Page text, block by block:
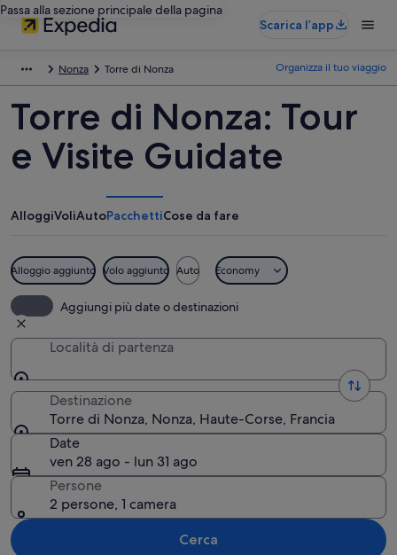
Passa alla sezione principale della pagina
Scarica l’app
Nonza Torre di Nonza Organizza il tuo viaggio
Torre di Nonza: Tour
e Visite Guidate
AlloggiVoliAutoPacchettiCose da fare
Alloggio aggiunto Volo aggiunto Auto Economy
Aggiungi più date o destinazioni
Località di partenza
Destinazione
Torre di Nonza, Nonza, Haute-Corse, Francia
Date
ven 28 ago - lun 31 ago
Persone
2 persone, 1 camera
Cerca